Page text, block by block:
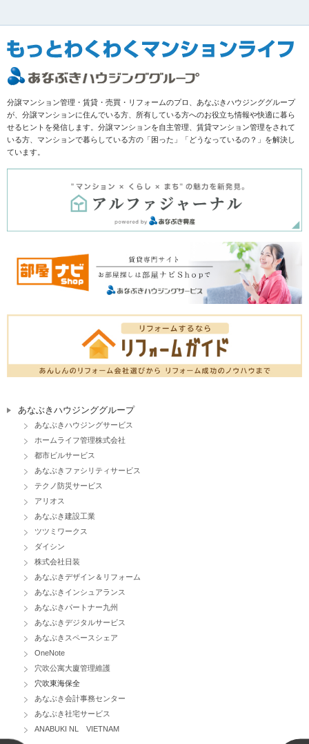
分譲マンション管理・賃貸・売買・リフォームのプロ、あなぶきハウジンググループ
が、分譲マンションに住んでいる方、所有している方へのお役立ち情報や快適に暮ら
せるヒントを発信します。分譲マンションを自主管理、賃貸マンション管理をされて
いる方、マンションで暮らしている方の「困った」「どうなっているの？」を解決し
ています。
あなぶきハウジンググループ
あなぶきハウジングサービス
ホームライフ管理株式会社
都市ビルサービス
あなぶきファシリティサービス
テクノ防災サービス
アリオス
あなぶき建設工業
ツツミワークス
ダイシン
株式会社日装
あなぶきデザイン＆リフォーム
あなぶきインシュアランス
あなぶきパートナー九州
あなぶきデジタルサービス
あなぶきスペースシェア
OneNote
穴吹公寓大廈管理維護
穴吹東海保全
あなぶき会計事務センター
あなぶき社宅サービス
ANABUKI NL VIETNAM